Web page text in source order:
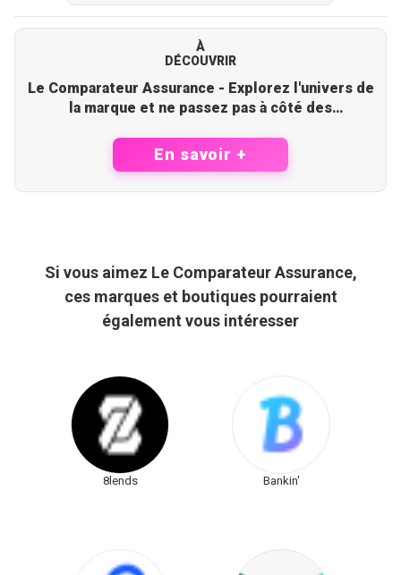
À
DÉCOUVRIR
Le Comparateur Assurance - Explorez l'univers de
la marque et ne passez pas à côté des
En savoir +
Si vous aimez Le Comparateur Assurance,
ces marques et boutiques pourraient
également vous intéresser
8lends Bankin'